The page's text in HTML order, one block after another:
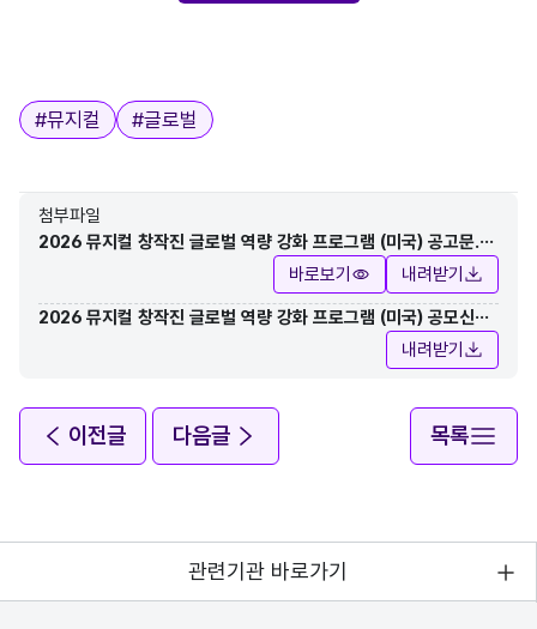
태그
#뮤지컬 #글로벌
첨부파일
2026 뮤지컬 창작진 글로벌 역량 강화 프로그램 (미국) 공고문.p
바로보기
내려받기
2026 뮤지컬 창작진 글로벌 역량 강화 프로그램 (미국) 공모신청
내려받기
이전글 다음글 목록
관련기관 바로가기